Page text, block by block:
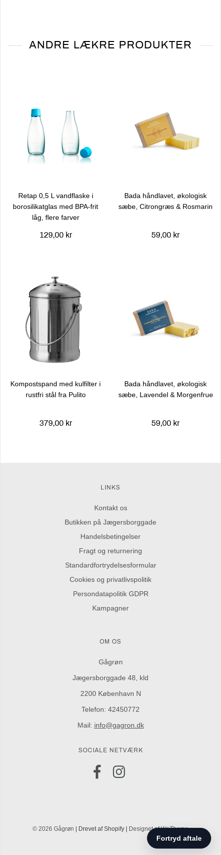
ANDRE LÆKRE PRODUKTER
Retap 0,5 L vandflaske i
borosilikatglas med BPA-frit
låg, flere farver
129,00 kr
Bada håndlavet, økologisk
sæbe, Citrongræs & Rosmarin
59,00 kr
Kompostspand med kulfilter i
rustfri stål fra Pulito
379,00 kr
Bada håndlavet, økologisk
sæbe, Lavendel & Morgenfrue
59,00 kr
LINKS
Kontakt os
Butikken på Jægersborggade
Handelsbetingelser
Fragt og returnering
Standardfortrydelsesformular
Cookies og privatlivspolitik
Persondatapolitik GDPR
Kampagner
OM OS
Gågrøn
Jægersborggade 48, kld
2200 København N
Telefon: 42450772
Mail: info@gagron.dk
SOCIALE NETVÆRK
© 2026 Gågrøn | Drevet af Shopify | Designet af WeTheme